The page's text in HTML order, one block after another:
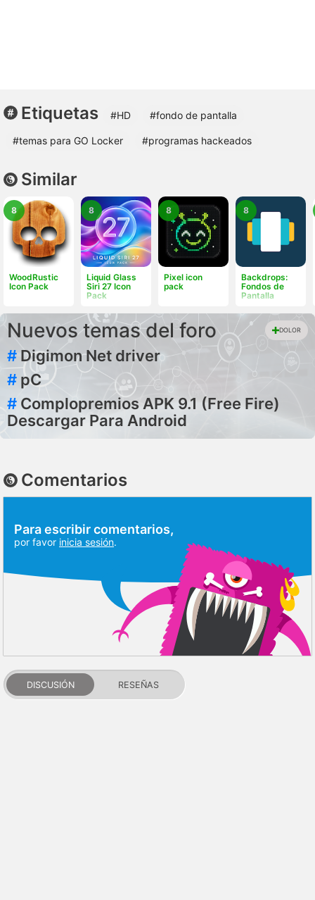
Etiquetas #HD #fondo de pantalla
#temas para GO Locker #programas hackeados
Similar
WoodRustic
Icon Pack
8
Liquid Glass
Siri 27 Icon
Pack
8
Pixel icon
pack
8
Backdrops:
Fondos de
Pantalla
8
Nuevos temas del foro DOLOR
# Digimon Net driver
# pC
# Complopremios APK 9.1 (Free Fire)
Descargar Para Android
Comentarios
Para escribir comentarios,
por favor inicia sesión.
DISCUSIÓN RESEÑAS